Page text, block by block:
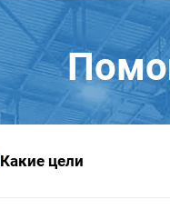
Какие цели